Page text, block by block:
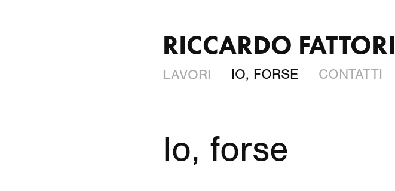
RICCARDO FATTORI
LAVORI IO, FORSE CONTATTI
Io, forse